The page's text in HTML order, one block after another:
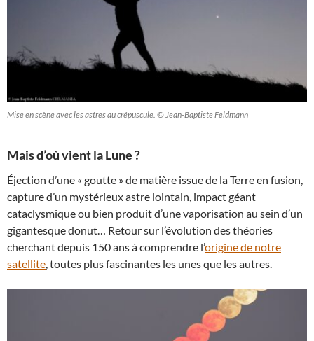
Mise en scène avec les astres au crépuscule. © Jean-Baptiste Feldmann
Mais d’où vient la Lune ?
Éjection d’une « goutte » de matière issue de la Terre en fusion,
capture d’un mystérieux astre lointain, impact géant
cataclysmique ou bien produit d’une vaporisation au sein d’un
gigantesque donut… Retour sur l’évolution des théories
cherchant depuis 150 ans à comprendre l’origine de notre
satellite, toutes plus fascinantes les unes que les autres.